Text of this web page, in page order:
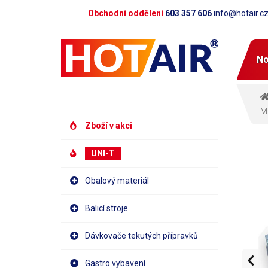
Obchodní oddělení603 357 606info@hotair.cz
Zboží v akci
UNI-T
Obalový materiál
Balicí stroje
Dávkovače tekutých přípravků
Gastro vybavení